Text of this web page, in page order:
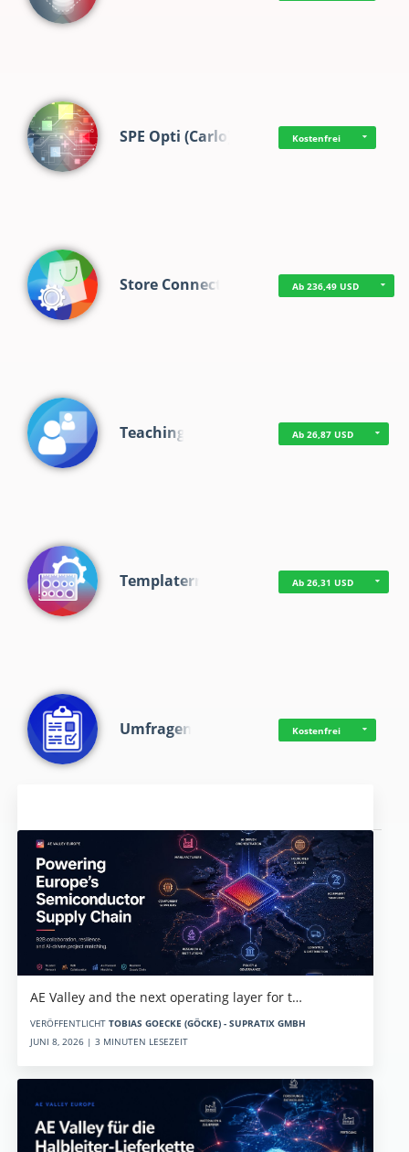
SPE Opti (Carlo) Kostenfrei
Store Connect Ab 236,49 USD
Teaching Ab 26,87 USD
Templaterr Ab 26,31 USD
Umfragen Kostenfrei
AE Valley and the next operating layer for t…
VERÖFFENTLICHT TOBIAS GOECKE (GÖCKE) - SUPRATIX GMBH
JUNI 8, 2026 | 3 MINUTEN LESEZEIT